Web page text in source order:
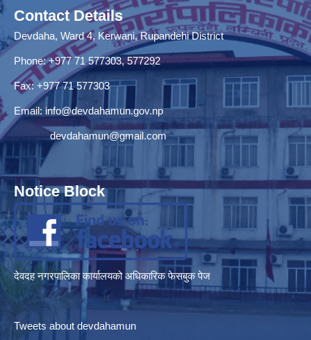
Contact Details
Devdaha, Ward 4, Kerwani, Rupandehi District
Phone: +977 71 577303, 577292
Fax: +977 71 577303
Email: info@devdahamun.gov.np
devdahamun@gmail.com
Notice Block
देवदह नगरपालिका कार्यालयको अधिकारिक फेसबुक पेज
Tweets about devdahamun